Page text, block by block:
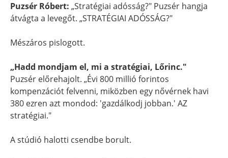
Puzsér Róbert: „Stratégiai adósság?" Puzsér hangja
átvágta a levegőt. „STRATÉGIAI ADÓSSÁG?"
Mészáros pislogott.
„Hadd mondjam el, mi a stratégiai, Lőrinc."
Puzsér előrehajolt. „Évi 800 millió forintos
kompenzációt felvenni, miközben egy nővérnek havi
380 ezren azt mondod: 'gazdálkodj jobban.' AZ
stratégiai."
A stúdió halotti csendbe borult.